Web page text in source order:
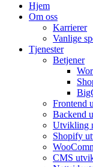
Hjem
Om oss
Karrierer
Vanlige
Tjenester
Betjener
Frontend
Backend
Utvikling
Shopify
CMS